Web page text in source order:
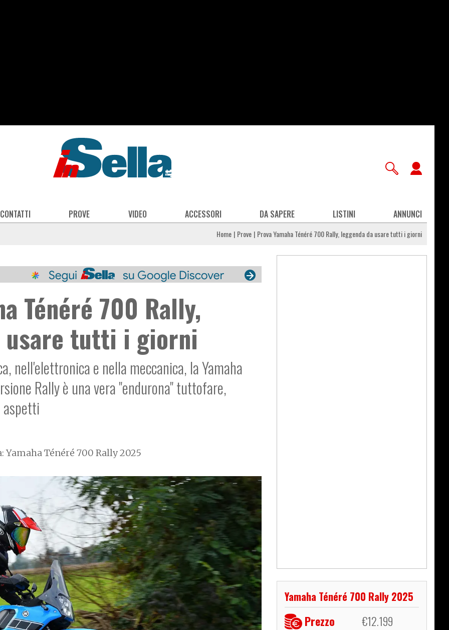
PROVE VIDEO ACCESSORI DA SAPERE LISTINI ANNUNCI
Home Prove Prova Yamaha Ténéré 700 Rally, leggenda da usare tutti i giorni
Ténéré 700 Rally,
usare tutti i giorni
nell'elettronica e nella meccanica, la Yamaha
Rally è una vera "endurona" tuttofare,
Ténéré 700 Rally 2025
Yamaha Ténéré 700 Rally 2025
Prezzo €12.199